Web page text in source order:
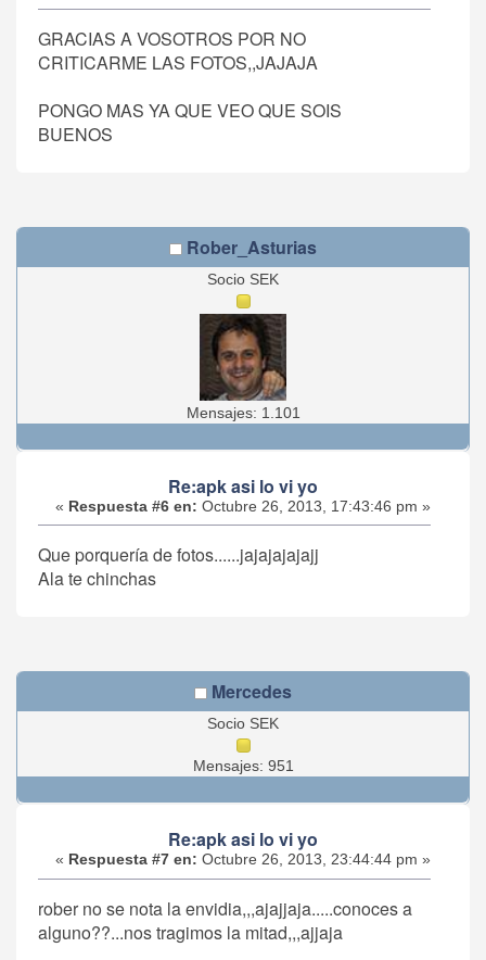
GRACIAS A VOSOTROS POR NO
CRITICARME LAS FOTOS,,JAJAJA
PONGO MAS YA QUE VEO QUE SOIS
BUENOS
Rober_Asturias
Socio SEK
Mensajes: 1.101
Re:apk asi lo vi yo
« Respuesta #6 en: Octubre 26, 2013, 17:43:46 pm »
Que porquería de fotos......jajajajajajj
Ala te chinchas
Mercedes
Socio SEK
Mensajes: 951
Re:apk asi lo vi yo
« Respuesta #7 en: Octubre 26, 2013, 23:44:44 pm »
rober no se nota la envidia,,,ajajjaja.....conoces a
alguno??...nos tragimos la mitad,,,ajjaja